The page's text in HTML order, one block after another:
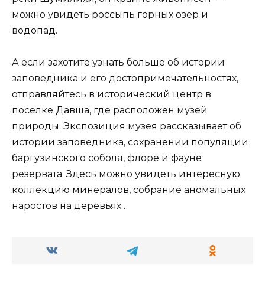
можно увидеть россыпь горных озер и
водопад.
А если захотите узнать больше об истории
заповедника и его достопримечательностях,
отправляйтесь в исторический центр в
поселке Давша, где расположен музей
природы. Экспозиция музея рассказывает об
истории заповедника, сохранении популяции
баргузинского соболя, флоре и фауне
резервата. Здесь можно увидеть интересную
коллекцию минералов, собрание аномальных
наростов на деревьях…